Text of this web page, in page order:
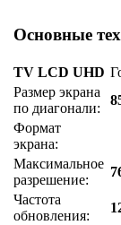
Основные
TV LCD UHD
Размер экрана
по диагонали:
Формат
экрана:
Максимальное
разрешение:
Частота
обновления: